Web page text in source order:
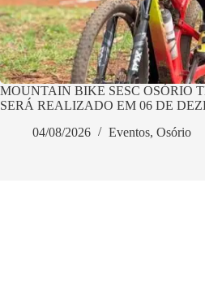
MOUNTAIN BIKE SESC OSÓRIO
SERÁ REALIZADO EM 06 DE
04/08/2026
Eventos, Osório